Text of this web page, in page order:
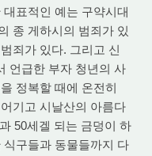
표적인 예는 구약시대
종 게하시의 범죄가 있
죄가 있다. 그리고 신
언급한 부자 청년의 사
정복할 때에 온전히
기고 시날산의 아름다
50세겔 되는 금덩이 하
구들과 동물들까지 다